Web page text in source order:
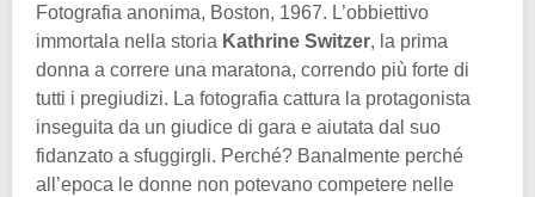
Fotografia anonima, Boston, 1967. L’obbiettivo
immortala nella storia Kathrine Switzer, la prima
donna a correre una maratona, correndo più forte di
tutti i pregiudizi. La fotografia cattura la protagonista
inseguita da un giudice di gara e aiutata dal suo
fidanzato a sfuggirgli. Perché? Banalmente perché
all’epoca le donne non potevano competere nelle